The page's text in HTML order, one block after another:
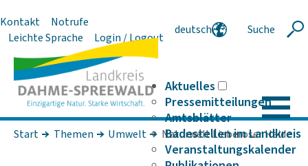
Kontakt
Notrufe
Leichte Sprache
Login / Logout
deutsch
Suche
Aktuelles
Pressemitteilungen
Amtsblätter
Badestellen im Landkreis
Veranstaltungskalender
Start Themen Umwelt Naturwelt Lieberoser Heide